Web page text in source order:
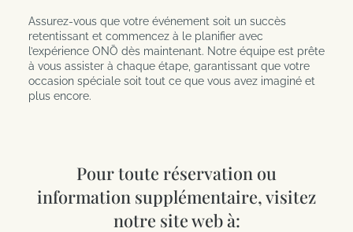
Assurez-vous que votre événement soit un succès
retentissant et commencez à le planifier avec
l’expérience ONŌ dès maintenant. Notre équipe est prête
à vous assister à chaque étape, garantissant que votre
occasion spéciale soit tout ce que vous avez imaginé et
plus encore.
Pour toute réservation ou
information supplémentaire, visitez
notre site web à: